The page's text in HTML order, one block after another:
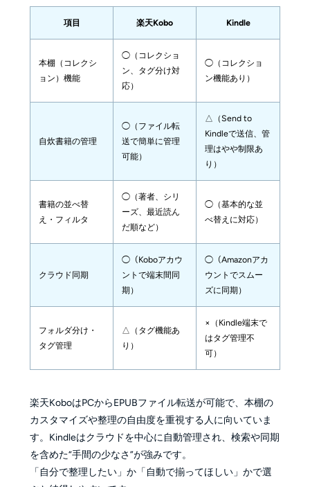
項目 楽天Kobo Kindle
本棚（コレクシ
ョン）機能
◯（コレクショ
ン、タグ分け対
応）
◯（コレクショ
ン機能あり）
自炊書籍の管理
◯（ファイル転
送で簡単に管理
可能）
△（Send to
Kindleで送信、管
理はやや制限あ
り）
書籍の並べ替
え・フィルタ
◯（著者、シリ
ーズ、最近読ん
だ順など）
◯（基本的な並
べ替えに対応）
クラウド同期
◯（Koboアカウ
ントで端末間同
期）
◯（Amazonアカ
ウントでスムー
ズに同期）
フォルダ分け・
タグ管理
△（タグ機能あ
り）
×（Kindle端末で
はタグ管理不
可）
楽天KoboはPCからEPUBファイル転送が可能で、本棚の
カスタマイズや整理の自由度を重視する人に向いていま
す。Kindleはクラウドを中心に自動管理され、検索や同期
を含めた“手間の少なさ”が強みです。
「自分で整理したい」か「自動で揃ってほしい」かで選